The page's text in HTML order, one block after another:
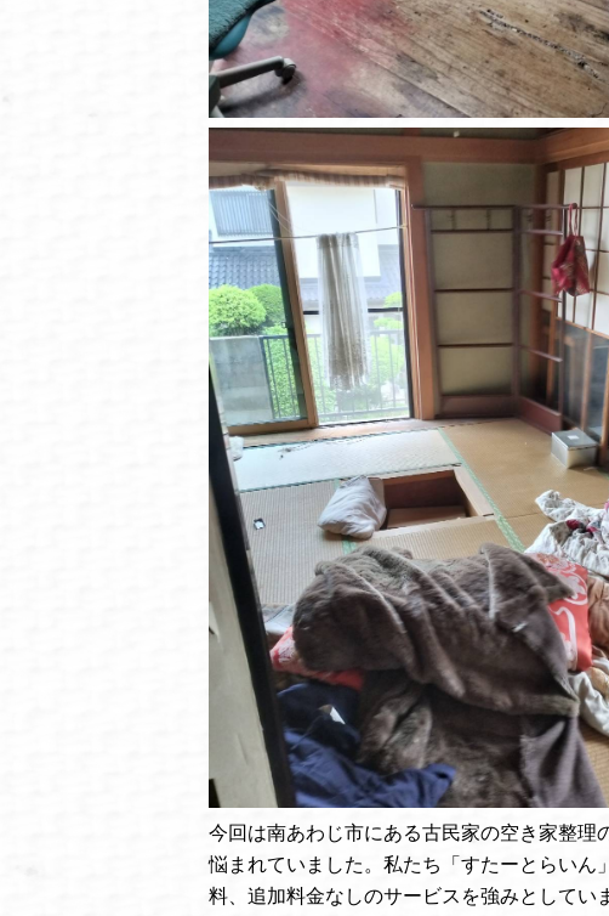
今回は南あわじ市にある古民家の空き家整
悩まれていました。私たち「すたーとらい
料、追加料金なしのサービスを強みとしてい